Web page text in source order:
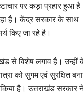
पर कड़ा प्रहार हुआ
है। केंद्र सरकार के साथ
किए जा रहे है।
से विशेष लगाव है। उन्हीं
को सुगम एवं सुरक्षित
है। उत्तराखंड सरकार
डीएम सख्त,
मामलों के
JANUARY